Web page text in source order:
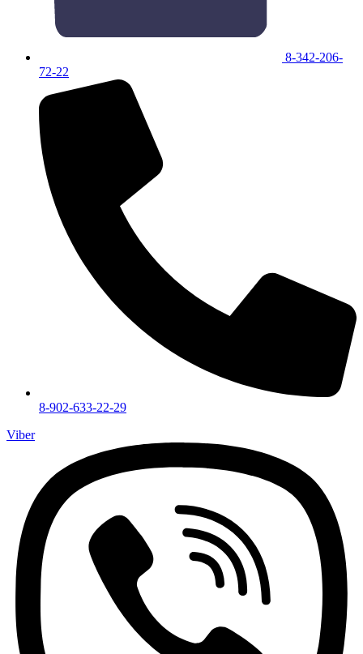
8-342-206-
72-22
8-902-633-22-29
Viber